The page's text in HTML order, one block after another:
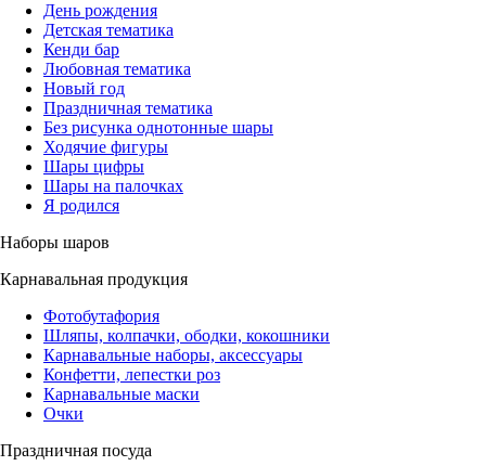
День рождения
Детская тематика
Кенди бар
Любовная тематика
Новый год
Праздничная тематика
Без рисунка однотонные шары
Ходячие фигуры
Шары цифры
Шары на палочках
Я родился
Наборы шаров
Карнавальная продукция
Фотобутафория
Шляпы, колпачки, ободки, кокошники
Карнавальные наборы, аксессуары
Конфетти, лепестки роз
Карнавальные маски
Очки
Праздничная посуда